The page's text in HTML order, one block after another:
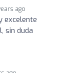
ago
excelente
sin duda